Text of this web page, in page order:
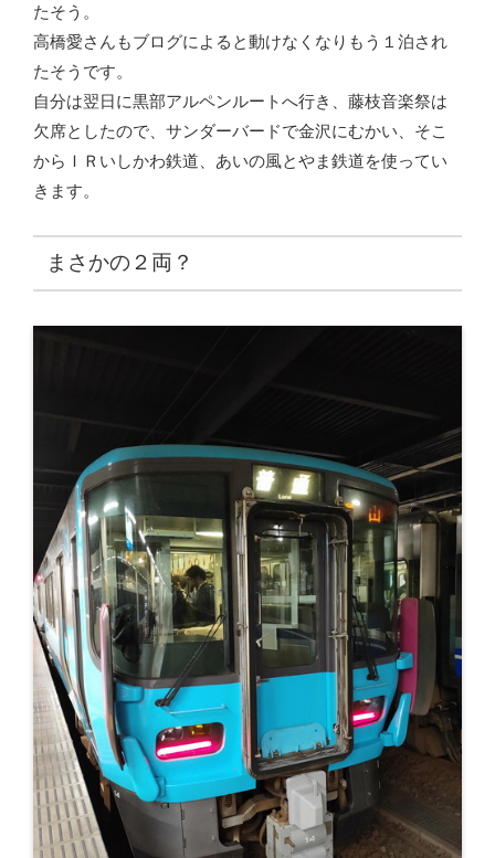
たそう。
高橋愛さんもブログによると動けなくなりもう１泊され
たそうです。
自分は翌日に黒部アルペンルートへ行き、藤枝音楽祭は
欠席としたので、サンダーバードで金沢にむかい、そこ
からＩＲいしかわ鉄道、あいの風とやま鉄道を使ってい
きます。
まさかの２両？